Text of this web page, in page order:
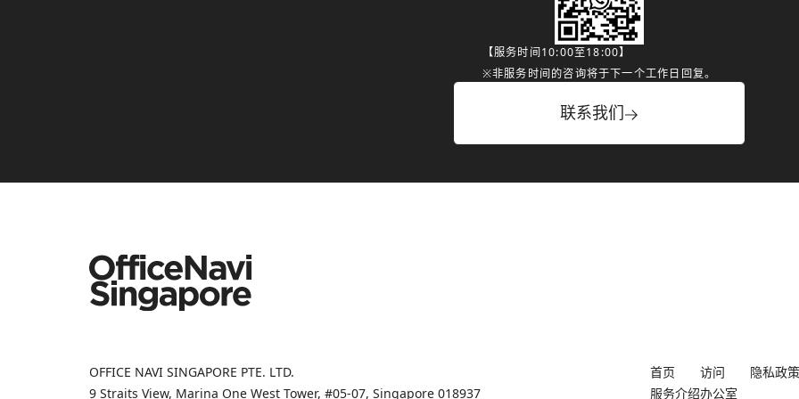
【服务时间10:00至18:00】
※非服务时间的咨询将于下一个工作日回复。
联系我们
OFFICE NAVI SINGAPORE PTE. LTD.
9 Straits View, Marina One West Tower, #05-07, Singapore 018937
首页
服务介绍
访问
办公室
隐私政